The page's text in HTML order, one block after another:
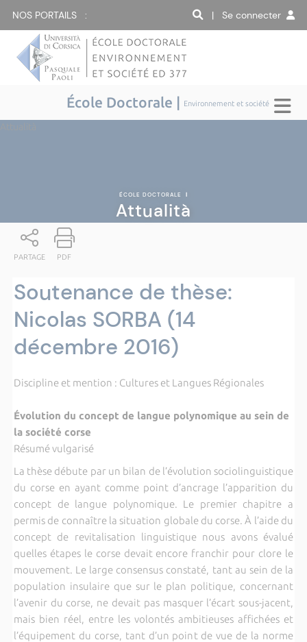
NOS PORTAILS : | Se connecter
École Doctorale | Environnement et société
ÉCOLE DOCTORALE |
Attualità
PARTAGE PDF
Soutenance de thèse:
Nicolas SORBA (14
décembre 2016)
Discipline et mention : Cultures et Langues Régionales
Évolution du concept de langue polynomique au sein de
la société corse
Résumé vulgarisé
La thèse débute par un bilan de l’évolution sociolinguistique
du corse en ayant comme point d’ancrage l’apparition du
concept de langue polynomique. Le premier chapitre a
permis de connaître la situation globale du corse. À l’aide du
concept de revitalisation linguistique nous avons évalué
quelles étapes le corse devait encore franchir pour clore le
mouvement. Le large consensus constaté, tant au sein de la
population insulaire que sur le plan politique, concernant
l’avenir du corse, ne devait pas masquer l’écart sous-jacent,
mais bien réel, entre les volontés ambitieuses affichées et
l’équipement du corse, tant d’un point de vue de la norme